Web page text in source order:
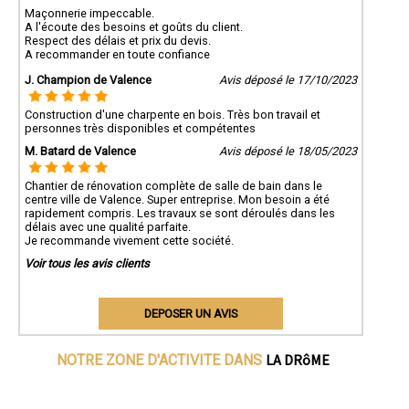
Maçonnerie impeccable.
A l'écoute des besoins et goûts du client.
Respect des délais et prix du devis.
A recommander en toute confiance
J. Champion de Valence
Avis déposé le 17/10/2023
Construction d'une charpente en bois. Très bon travail et
personnes très disponibles et compétentes
M. Batard de Valence
Avis déposé le 18/05/2023
Chantier de rénovation complète de salle de bain dans le
centre ville de Valence. Super entreprise. Mon besoin a été
rapidement compris. Les travaux se sont déroulés dans les
délais avec une qualité parfaite.
Je recommande vivement cette société.
Voir tous les avis clients
DEPOSER UN AVIS
NOTRE ZONE D'ACTIVITE DANS LA DRôME